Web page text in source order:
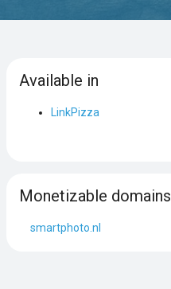
Available in
LinkPizza
Monetizable domains
smartphoto.nl